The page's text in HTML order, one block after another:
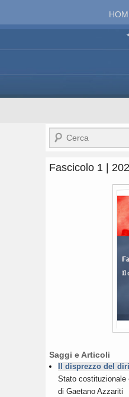
Cerca
Fascicolo 1 |
Saggi e Articoli
Il disprezzo del
Stato costituzionale
di Gaetano Azzariti